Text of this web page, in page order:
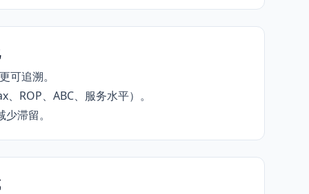
可追溯。
ROP、ABC、服务水平）。
滞留。